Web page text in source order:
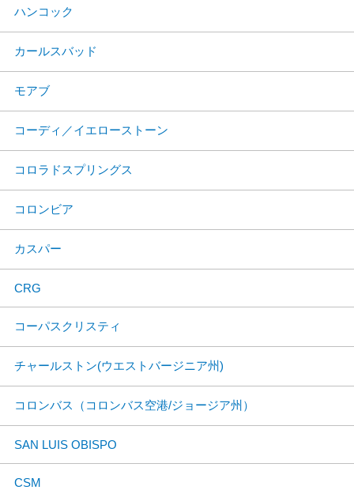
ハンコック
カールスバッド
モアブ
コーディ／イエローストーン
コロラドスプリングス
コロンビア
カスパー
CRG
コーパスクリスティ
チャールストン(ウエストバージニア州)
コロンバス（コロンバス空港/ジョージア州）
SAN LUIS OBISPO
CSM